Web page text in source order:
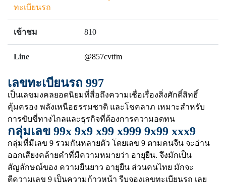
ทะเบียนรถ
เข้าชม 810
Line @857cvtfm
เลขทะเบียนรถ 997
เป็นเลขมงคลยอดนิยมที่สื่อถึงความเชื่อเรื่องสิ่งศักดิ์สิทธิ์
คุ้มครอง พลังเหนือธรรมชาติ และโชคลาภ เหมาะสำหรับ
การขับขี่ทางไกลและธุรกิจที่ต้องการความอดทน
กลุ่มเลข 99x 9x9 x99 x999 9x99 xxx9
กลุ่มที่มีเลข 9 รวมกันหลายตัว โดยเลข 9 ตามคนจีน จะอ่าน
ออกเสียงคล้ายคำที่มีความหมายว่า อายุยืน. จึงมักเป็น
สัญลักษณ์ของ ความยืนยาว อายุยืน ส่วนคนไทย มักจะ
ตีความเลข 9 เป็นความก้าวหน้า รีบจองเลขทะเบียนรถ เลย